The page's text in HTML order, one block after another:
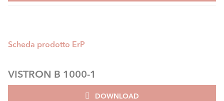
Scheda prodotto ErP
VISTRON B 1000-1
DOWNLOAD